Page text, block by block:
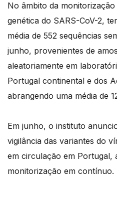
No âmbito da
genética do SARS-CoV-2,
média de 552 sequências
junho, provenientes de
aleatoriamente em
Portugal continental e dos
abrangendo uma média de
Em junho, o instituto
vigilância das variantes do
em circulação em Portugal,
monitorização em contínuo.